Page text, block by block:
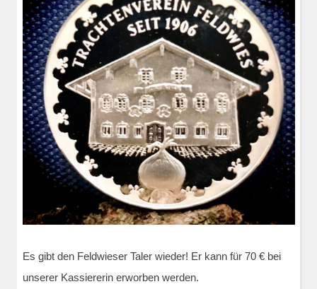
Es gibt den Feldwieser Taler wieder! Er kann für 70 € bei
unserer Kassiererin erworben werden.